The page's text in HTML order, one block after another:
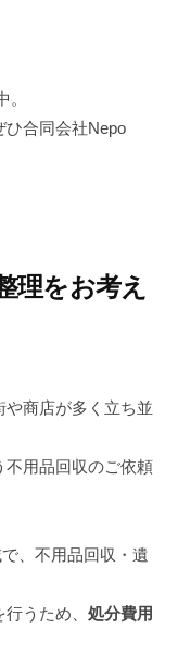
ひ合同会社Nepo
理をお考え
や商店が多く立ち並
不用品回収のご依頼
、不用品回収・遺
うため、 処分費用